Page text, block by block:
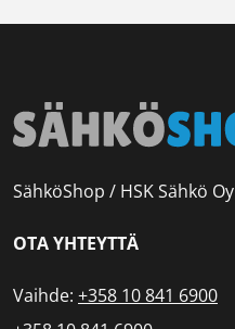
SähköShop / HSK Sähkö Oy
OTA YHTEYTTÄ
Vaihde: +358 10 841 6900